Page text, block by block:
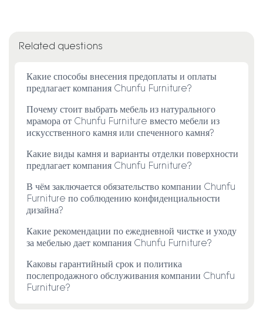
Related questions
Какие способы внесения предоплаты и оплаты
предлагает компания Chunfu Furniture?
Почему стоит выбрать мебель из натурального
мрамора от Chunfu Furniture вместо мебели из
искусственного камня или спеченного камня?
Какие виды камня и варианты отделки поверхности
предлагает компания Chunfu Furniture?
В чём заключается обязательство компании Chunfu
Furniture по соблюдению конфиденциальности
дизайна?
Какие рекомендации по ежедневной чистке и уходу
за мебелью дает компания Chunfu Furniture?
Каковы гарантийный срок и политика
послепродажного обслуживания компании Chunfu
Furniture?